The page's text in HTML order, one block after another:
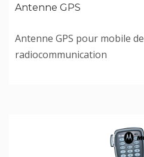
Antenne GPS
Antenne GPS pour mobile de
radiocommunication